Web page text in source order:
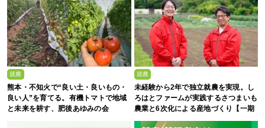
就農
熊本・不知火で“良い土・良いもの・
良い人”を育てる。有機トマトで地域
と未来を耕す、肥後あゆみの会
就農
未経験から2年で独立就農を実現。し
ろはとファームが実践するさつまいも
農業と6次化による産地づくり【一期
生募集】